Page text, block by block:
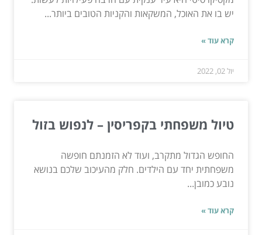
יש בו את האוכל, המשקאות והקניות הטובים ביותר...
קרא עוד »
יול 02, 2022
טיול משפחתי בקפריסין – לנפוש בזול
החופש הגדול מתקרב, ועוד לא הזמנתם חופשה
משפחתית יחד עם הילדים. חלק מהעיכוב שלכם בנושא
נובע כמובן...
קרא עוד »